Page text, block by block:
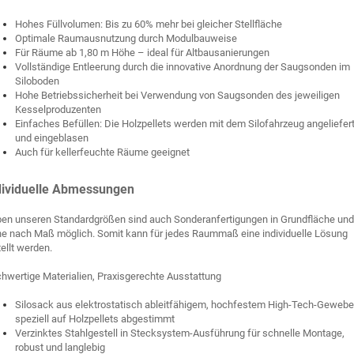
Hohes Füllvolumen: Bis zu 60% mehr bei gleicher Stellfläche
Optimale Raumausnutzung durch Modulbauweise
Für Räume ab 1,80 m Höhe – ideal für Altbausanierungen
Vollständige Entleerung durch die innovative Anordnung der Saugsonden im
Siloboden
Hohe Betriebssicherheit bei Verwendung von Saugsonden des jeweiligen
Kesselproduzenten
Einfaches Befüllen: Die Holzpellets werden mit dem Silofahrzeug angeliefert
und eingeblasen
Auch für kellerfeuchte Räume geeignet
Abmessungen
unseren Standardgrößen sind auch Sonderanfertigungen in Grundfläche und
nach Maß möglich. Somit kann für jedes Raummaß eine individuelle Lösung
werden.
Materialien, Praxisgerechte Ausstattung
Silosack aus elektrostatisch ableitfähigem, hochfestem High-Tech-
speziell auf Holzpellets abgestimmt
Verzinktes Stahlgestell in Stecksystem-Ausführung für schnelle Montage,
robust und langlebig